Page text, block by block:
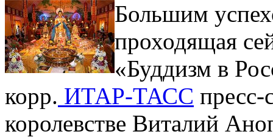
Большим
проходящая
«Буддизм в
корр. ИТАР-ТАСС пресс-
королевстве Виталий